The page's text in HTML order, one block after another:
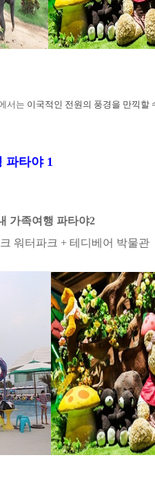
서는 이국적인 전원의 풍경을 만끽할
파타야1
가족여행 파타야2
워터파크 + 테디베어 박물관